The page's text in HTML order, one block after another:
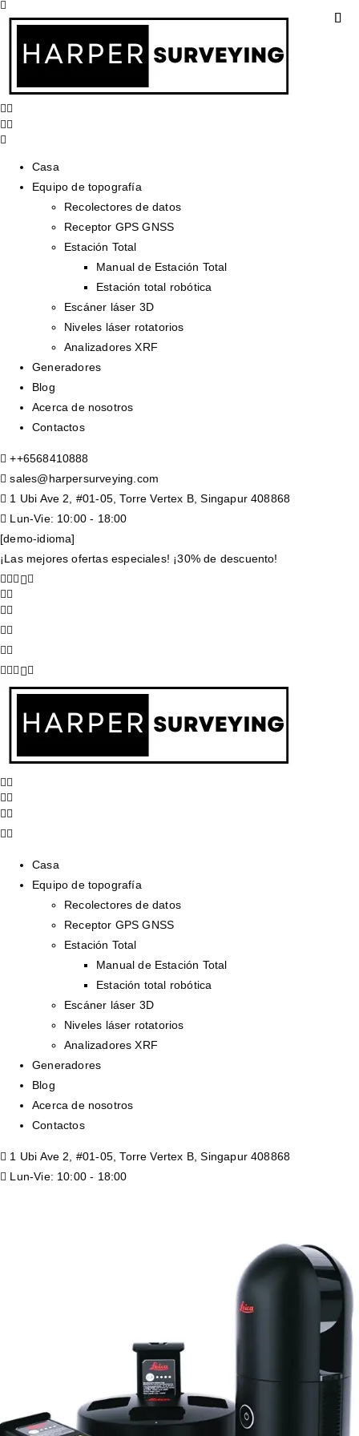
Casa
Equipo de topografía
Recolectores de datos
Receptor GPS GNSS
Estación Total
Manual de Estación Total
Estación total robótica
Escáner láser 3D
Niveles láser rotatorios
Analizadores XRF
Generadores
Blog
Acerca de nosotros
Contactos
++6568410888
sales@harpersurveying.com
1 Ubi Ave 2, #01-05, Torre Vertex B, Singapur 408868
Lun-Vie: 10:00 - 18:00
[demo-idioma]
¡Las mejores ofertas especiales! ¡30% de descuento!
Casa
Equipo de topografía
Recolectores de datos
Receptor GPS GNSS
Estación Total
Manual de Estación Total
Estación total robótica
Escáner láser 3D
Niveles láser rotatorios
Analizadores XRF
Generadores
Blog
Acerca de nosotros
Contactos
1 Ubi Ave 2, #01-05, Torre Vertex B, Singapur 408868
Lun-Vie: 10:00 - 18:00